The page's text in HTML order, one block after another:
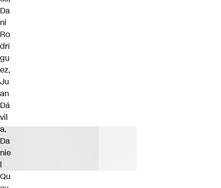
Da
ni
Ro
drí
gu
ez,
Ju
an
Dá
vil
a,
Da
nie
l
Qu